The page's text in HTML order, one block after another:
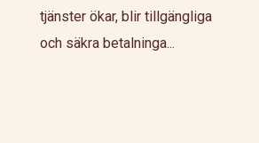
tjänster ökar, blir tillgängliga
och säkra betalninga...